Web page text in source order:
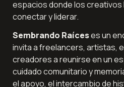
espacios donde los
conectar y liderar.
Sembrando Raíces es un
invita a freelancers, artistas,
creadores a reunirse en un
cuidado comunitario y
el apoyo, el intercambio de